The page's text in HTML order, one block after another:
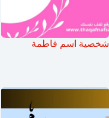
شخصية اسم فاطمة